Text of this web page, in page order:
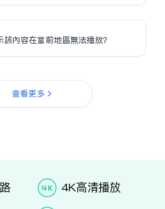
內容在當前地區無法播放？
查看更多
4K高清播放